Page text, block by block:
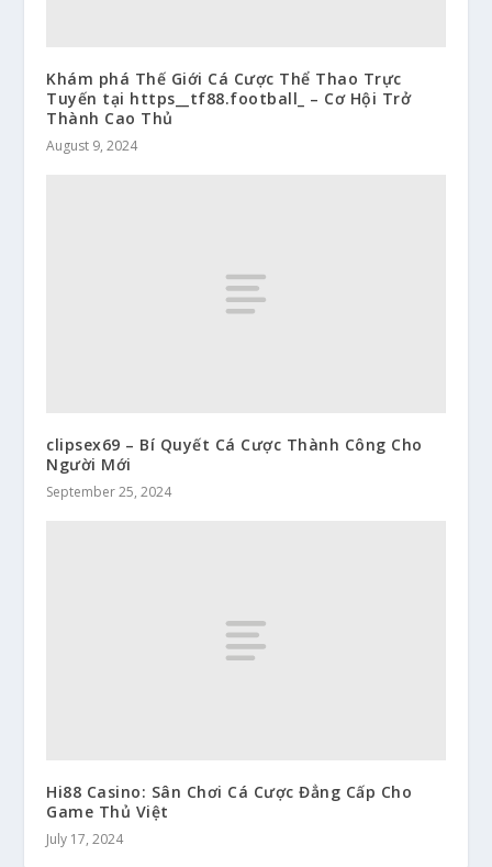
Khám phá Thế Giới Cá Cược Thể Thao Trực
Tuyến tại https__tf88.football_ – Cơ Hội Trở
Thành Cao Thủ
August 9, 2024
clipsex69 – Bí Quyết Cá Cược Thành Công Cho
Người Mới
September 25, 2024
Hi88 Casino: Sân Chơi Cá Cược Đẳng Cấp Cho
Game Thủ Việt
July 17, 2024